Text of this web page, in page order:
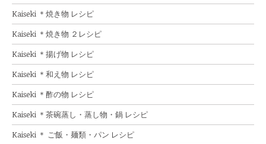
Kaiseki ＊焼き物 レシピ
Kaiseki ＊焼き物 ２レシピ
Kaiseki ＊揚げ物 レシピ
Kaiseki ＊和え物 レシピ
Kaiseki ＊酢の物 レシピ
Kaiseki ＊茶碗蒸し・蒸し物・鍋 レシピ
Kaiseki ＊ ご飯・麺類・パン レシピ